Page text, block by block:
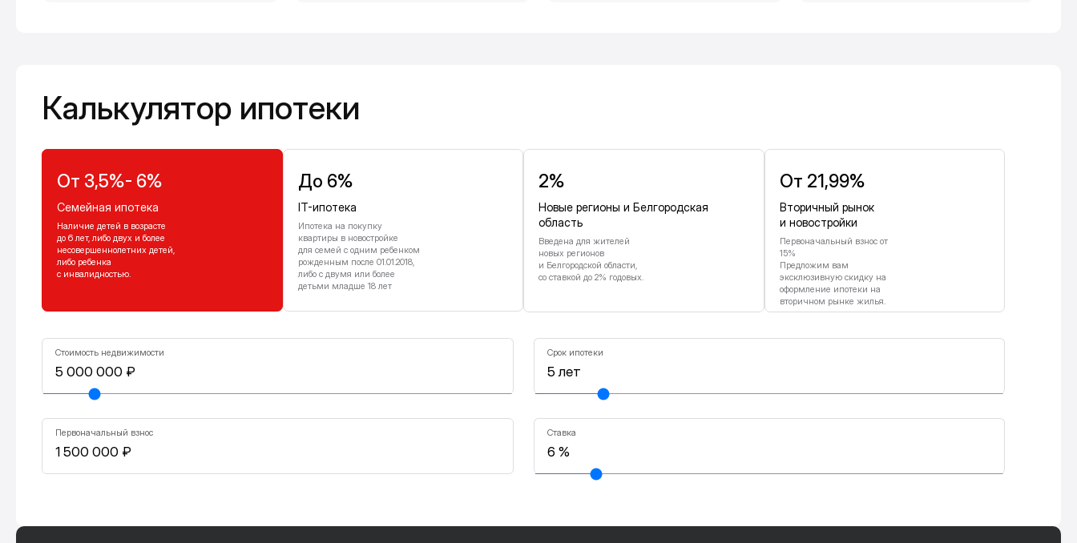
Калькулятор ипотеки
От 3,5%- 6%
Семейная ипотека
Наличие детей в возрасте
до 6 лет, либо двух и более
несовершеннолетних детей,
либо ребенка
с инвалидностью.
До 6%
IT-ипотека
Ипотека на покупку
квартиры в новостройке
для семей с одним ребенком
рожденным после 01.01.2018,
либо с двумя или более
детьми младше 18 лет
2%
Новые регионы и Белгородская
область
Введена для жителей
новых регионов
и Белгородской области,
со ставкой до 2% годовых.
От 21,99%
Вторичный рынок
и новостройки
Первоначальный взнос от
15%
Предложим вам
эксклюзивную скидку на
оформление ипотеки на
вторичном рынке жилья.
Стоимость недвижимости Срок ипотеки
Первоначальный взнос Ставка